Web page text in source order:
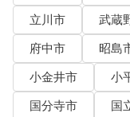
立川市
武蔵
府中市
昭島
小金井市
小
国分寺市
国